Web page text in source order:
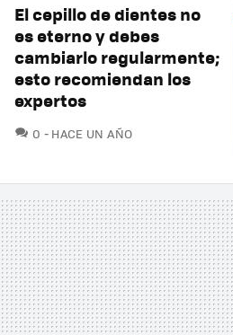
El cepillo de dientes no
es eterno y debes
cambiarlo regularmente;
esto recomiendan los
expertos
0 COMENTARIOS
HACE UN AÑO